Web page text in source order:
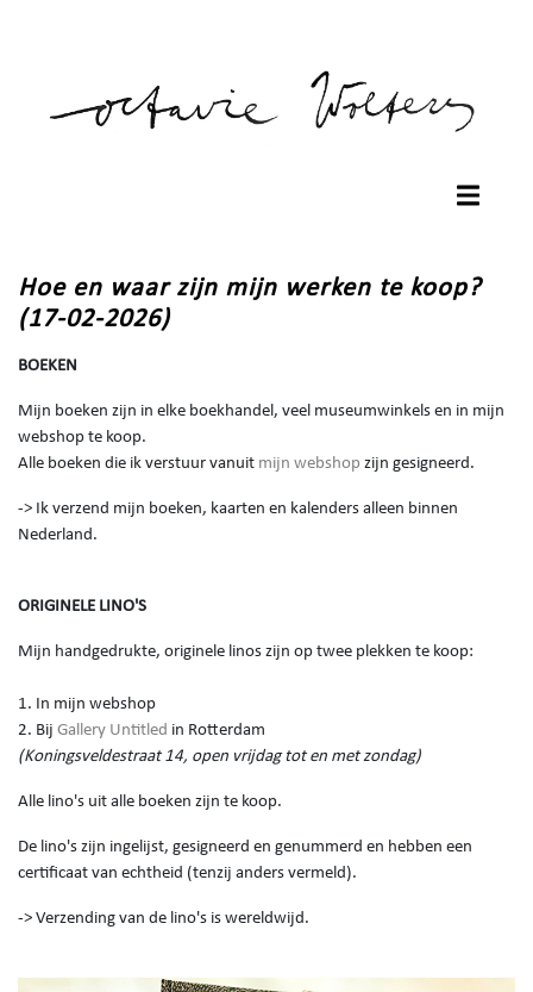
Hoe en waar zijn mijn werken te koop?
(17-02-2026)
BOEKEN
Mijn boeken zijn in elke boekhandel, veel museumwinkels en in mijn
webshop te koop.
Alle boeken die ik verstuur vanuit mijn webshop zijn gesigneerd.
-> Ik verzend mijn boeken, kaarten en kalenders alleen binnen
Nederland.
ORIGINELE LINO'S
Mijn handgedrukte, originele linos zijn op twee plekken te koop:
1. In mijn webshop
2. Bij Gallery Untitled in Rotterdam
(Koningsveldestraat 14, open vrijdag tot en met zondag)
Alle lino's uit alle boeken zijn te koop.
De lino's zijn ingelijst, gesigneerd en genummerd en hebben een
certificaat van echtheid (tenzij anders vermeld).
-> Verzending van de lino's is wereldwijd.